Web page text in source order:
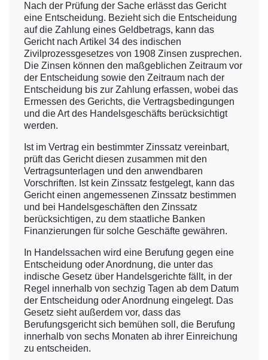
Nach der Prüfung der Sache erlässt das Gericht
eine Entscheidung. Bezieht sich die Entscheidung
auf die Zahlung eines Geldbetrags, kann das
Gericht nach Artikel 34 des indischen
Zivilprozessgesetzes von 1908 Zinsen zusprechen.
Die Zinsen können den maßgeblichen Zeitraum vor
der Entscheidung sowie den Zeitraum nach der
Entscheidung bis zur Zahlung erfassen, wobei das
Ermessen des Gerichts, die Vertragsbedingungen
und die Art des Handelsgeschäfts berücksichtigt
werden.
Ist im Vertrag ein bestimmter Zinssatz vereinbart,
prüft das Gericht diesen zusammen mit den
Vertragsunterlagen und den anwendbaren
Vorschriften. Ist kein Zinssatz festgelegt, kann das
Gericht einen angemessenen Zinssatz bestimmen
und bei Handelsgeschäften den Zinssatz
berücksichtigen, zu dem staatliche Banken
Finanzierungen für solche Geschäfte gewähren.
In Handelssachen wird eine Berufung gegen eine
Entscheidung oder Anordnung, die unter das
indische Gesetz über Handelsgerichte fällt, in der
Regel innerhalb von sechzig Tagen ab dem Datum
der Entscheidung oder Anordnung eingelegt. Das
Gesetz sieht außerdem vor, dass das
Berufungsgericht sich bemühen soll, die Berufung
innerhalb von sechs Monaten ab ihrer Einreichung
zu entscheiden.